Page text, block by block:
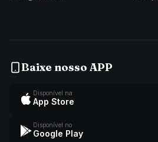
Baixe nosso APP
Disponível na
App Store
Disponível no
Google Play